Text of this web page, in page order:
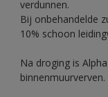
verdunnen.
Bij onbehandelde
10% schoon
Na droging is
binnenmuurverven.